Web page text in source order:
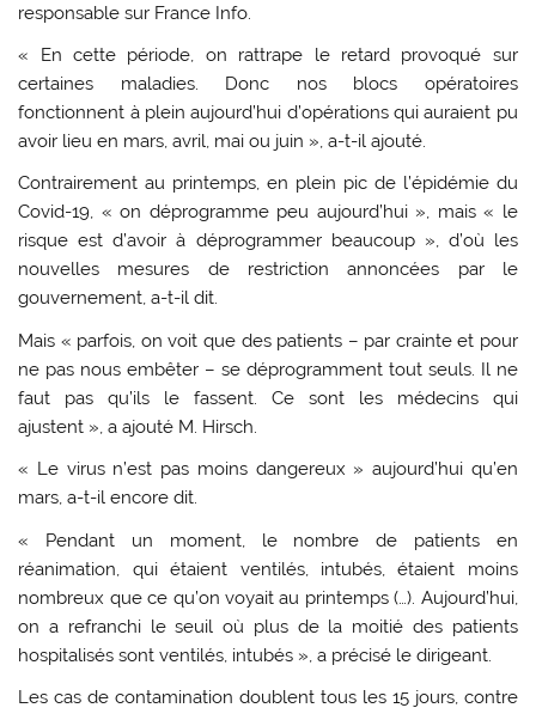
responsable sur France Info.
« En cette période, on rattrape le retard provoqué sur
certaines maladies. Donc nos blocs opératoires
fonctionnent à plein aujourd’hui d’opérations qui auraient pu
avoir lieu en mars, avril, mai ou juin », a-t-il ajouté.
Contrairement au printemps, en plein pic de l’épidémie du
Covid-19, « on déprogramme peu aujourd’hui », mais « le
risque est d’avoir à déprogrammer beaucoup », d’où les
nouvelles mesures de restriction annoncées par le
gouvernement, a-t-il dit.
Mais « parfois, on voit que des patients – par crainte et pour
ne pas nous embêter – se déprogramment tout seuls. Il ne
faut pas qu’ils le fassent. Ce sont les médecins qui
ajustent », a ajouté M. Hirsch.
« Le virus n’est pas moins dangereux » aujourd’hui qu’en
mars, a-t-il encore dit.
« Pendant un moment, le nombre de patients en
réanimation, qui étaient ventilés, intubés, étaient moins
nombreux que ce qu’on voyait au printemps (…). Aujourd’hui,
on a refranchi le seuil où plus de la moitié des patients
hospitalisés sont ventilés, intubés », a précisé le dirigeant.
Les cas de contamination doublent tous les 15 jours, contre